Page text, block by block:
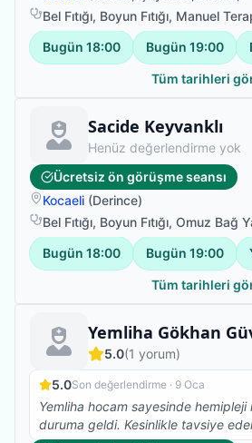
Bel Fıtığı, Boyun Fıtığı, Manuel
Bugün 18:00 Bugün 19:00
Tüm tarihleri
Sacide Keyvanklı
Fizyoterapist
Henüz değerlendirme yok
Ücretsiz ön görüşme seansı
Kocaeli (Derince)
Bel Fıtığı, Boyun Fıtığı, Omuz Bağ
Bugün 18:00 Bugün 19:00
Tüm tarihleri
Yemliha Gökhan
Fizyoterapist
5.0(1 yorum)
5.0Son değerlendirme · 9 Oca
Yemliha hocam sayesinde hemipleji
duruma geldi. Kesinlikle tavsiye